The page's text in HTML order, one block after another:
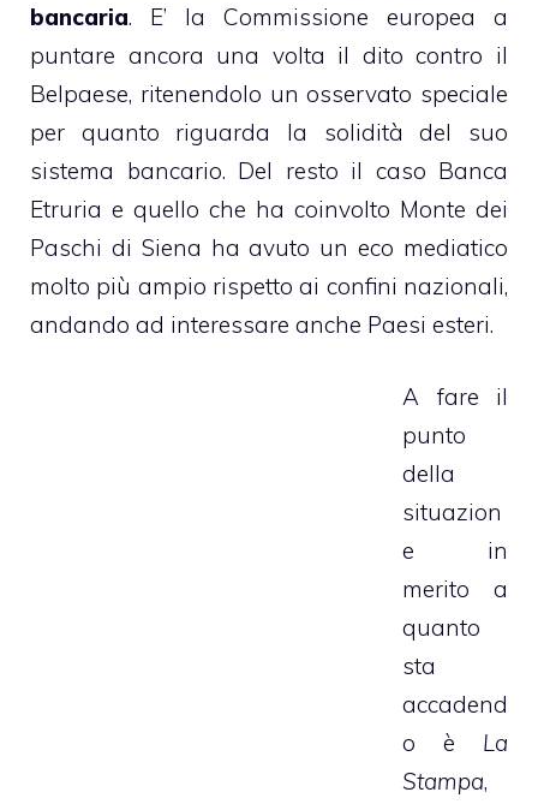
bancaria. E’ la Commissione europea a
puntare ancora una volta il dito contro il
Belpaese, ritenendolo un osservato speciale
per quanto riguarda la solidità del suo
sistema bancario. Del resto il caso Banca
Etruria e quello che ha coinvolto Monte dei
Paschi di Siena ha avuto un eco mediatico
molto più ampio rispetto ai confini nazionali,
andando ad interessare anche Paesi esteri.
A fare il
punto
della
situazion
e in
merito a
quanto
sta
accadend
o è La
Stampa,